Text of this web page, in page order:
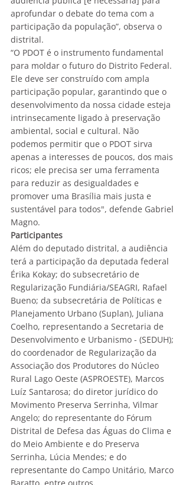
aprofundar o debate do tema com a
participação da população”, observa o
distrital.
“O PDOT é o instrumento fundamental
para moldar o futuro do Distrito Federal.
Ele deve ser construído com ampla
participação popular, garantindo que o
desenvolvimento da nossa cidade esteja
intrinsecamente ligado à preservação
ambiental, social e cultural. Não
podemos permitir que o PDOT sirva
apenas a interesses de poucos, dos mais
ricos; ele precisa ser uma ferramenta
para reduzir as desigualdades e
promover uma Brasília mais justa e
sustentável para todos", defende Gabriel
Magno.
Participantes
Além do deputado distrital, a audiência
terá a participação da deputada federal
Érika Kokay; do subsecretário de
Regularização Fundiária/SEAGRI, Rafael
Bueno; da subsecretária de Políticas e
Planejamento Urbano (Suplan), Juliana
Coelho, representando a Secretaria de
Desenvolvimento e Urbanismo - (SEDUH);
do coordenador de Regularização da
Associação dos Produtores do Núcleo
Rural Lago Oeste (ASPROESTE), Marcos
Luíz Santarosa; do diretor jurídico do
Movimento Preserva Serrinha, Vilmar
Angelo; do representante do Fórum
Distrital de Defesa das Águas do Clima e
do Meio Ambiente e do Preserva
Serrinha, Lúcia Mendes; e do
representante do Campo Unitário, Marco